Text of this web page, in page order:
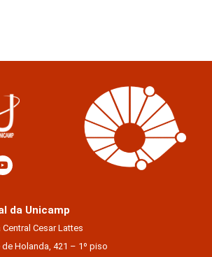
da Unicamp
Cesar Lattes
Holanda, 421 – 1º piso